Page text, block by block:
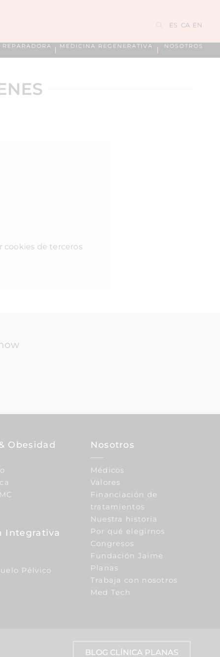
ES CA EN
MEDICINA REGENERATIVA NOSOTROS
cookies de terceros
Obesidad
Integrativa
Pélvico
Nosotros
Médicos
Valores
Financiación de
tratamientos
Nuestra historia
Por qué elegirnos
Congresos
Fundación Jaime
Planas
Trabaja con nosotros
Med Tech
BLOG CLÍNICA PLANAS